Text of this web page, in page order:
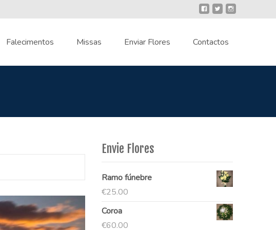
Falecimentos Missas Enviar Flores Contactos
Envie Flores
Ramo fúnebre
€25.00
Coroa
€60.00